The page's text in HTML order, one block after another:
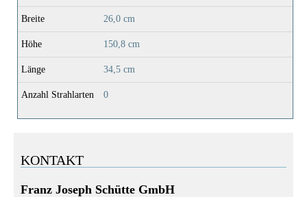
Breite 26,0 cm
Höhe 150,8 cm
Länge 34,5 cm
Anzahl Strahlarten 0
KONTAKT
Franz Joseph Schütte GmbH